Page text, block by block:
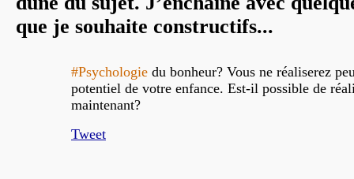
que je souhaite constructifs...
#Psychologie du bonheur? Vous ne réaliserez
potentiel de votre enfance. Est-il possible de
maintenant?
Tweet